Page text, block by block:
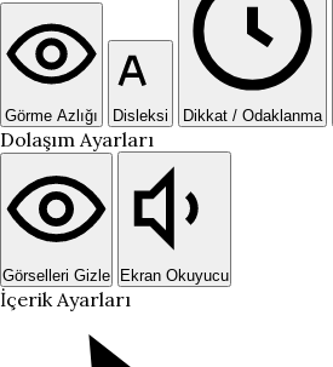
Görme Azlığı Disleksi Dikkat / Odaklanma
Dolaşım Ayarları
Görselleri Gizle Ekran Okuyucu
İçerik Ayarları